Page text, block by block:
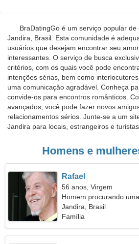
BraDatingGo é um serviço popular
Jandira, Brasil. Esta comunidade é
usuários que desejam encontrar seu
interessantes. O serviço de busca
critérios, com os quais você pode
intenções sérias, bem como
uma comunicação agradável. Conheça
convide-os para encontros românticos.
avançados, você pode fazer novos
relacionamentos sérios. Junte-se a um
Jandira para locais, estrangeiros e turistas.
Homens e
Rafael
56 anos, Virgem
Homem procurando
Jandira, Brasil
Família